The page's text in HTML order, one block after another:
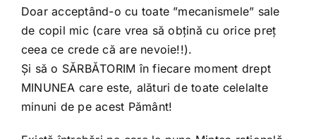
Doar acceptând-o cu toate ”mecanismele” sale
de copil mic (care vrea să obțină cu orice preț
ceea ce crede că are nevoie!!).
Și să o SĂRBĂTORIM în fiecare moment drept
MINUNEA care este, alături de toate celelalte
minuni de pe acest Pământ!